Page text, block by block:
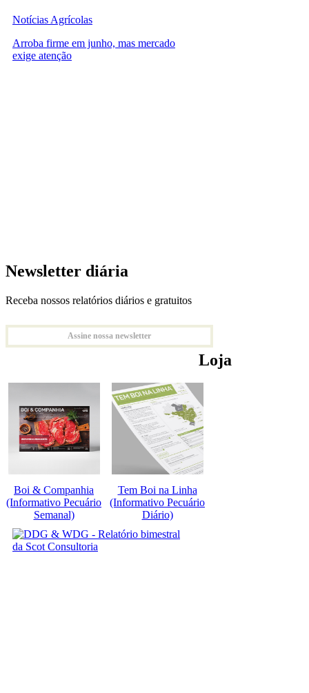
Notícias Agrícolas
Arroba firme em junho, mas mercado
exige atenção
Newsletter diária
Receba nossos relatórios diários e gratuitos
Assine nossa newsletter
Loja
Boi & Companhia
(Informativo Pecuário
Semanal)
Tem Boi na Linha
(Informativo Pecuário
Diário)